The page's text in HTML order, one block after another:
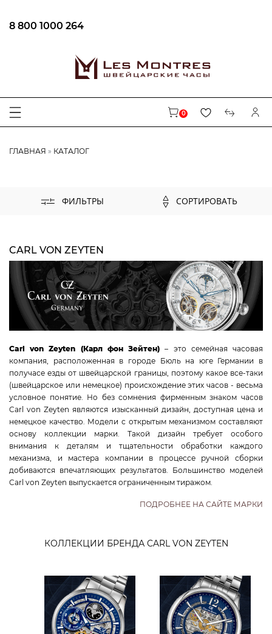
8 800 1000 264
0
ГЛАВНАЯ КАТАЛОГ
ФИЛЬТРЫ СОРТИРОВАТЬ
ЦЕНА
БРЕНД
CENTURY
EPOS
LONGINES
Увидеть еще
Classic Fashion
Classic Gent
Classic Lady
Dual Balance Gent
Fashion Lady
Pocket Watch
Skeleton Day & Night
Sport Gent
ДИАМЕТР/ШИРИНА
CARL VON ZEYTEN
Carl von Zeyten (Карл фон Зейтен) – это семейная часовая
компания, расположенная в городе Бюль на юге Германии в
получасе езды от швейцарской границы, поэтому какое все-таки
(швейцарское или немецкое) происхождение этих часов - весьма
условное понятие. Но без сомнения фирменным знаком часов
Carl von Zeyten являются изысканный дизайн, доступная цена и
немецкое качество. Модели с открытым механизмом составляют
основу коллекции марки. Такой дизайн требует особого
внимания к деталям и тщательности обработки каждого
механизма, и мастера компании в процессе ручной сборки
добиваются впечатляющих результатов. Большинство моделей
Carl von Zeyten выпускается ограниченным тиражом.
ПОДРОБНЕЕ НА САЙТЕ МАРКИ
КОЛЛЕКЦИИ БРЕНДА CARL VON ZEYTEN